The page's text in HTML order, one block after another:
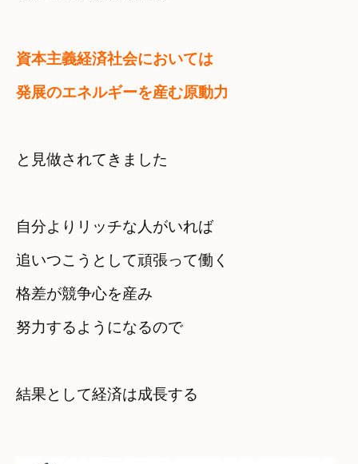
資本主義経済社会においては
と見做されてきました
自分よりリッチな人がいれば
追いつこうとして頑張って働く
格差が競争心を産み
努力するようになるので
結果として経済は成長する